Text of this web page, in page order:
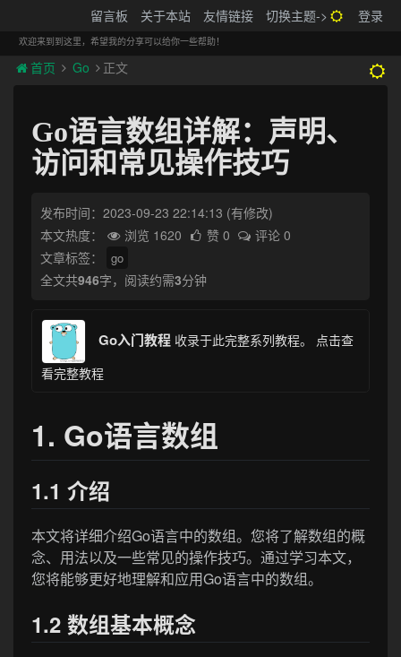
留言板 关于本站 友情链接 切换主题-> 登录
欢迎来到到这里，希望我的分享可以给你一些帮助！
首页 Go 正文
Go语言数组详解：声明、
访问和常见操作技巧
发布时间：2023-09-23 22:14:13 (有修改)
本文热度：
浏览 1620 赞 0
评论 0
文章标签：
go
全文共946字，阅读约需3分钟
Go入门教程 收录于此完整系列教程。
点击查
看完整教程
1. Go语言数组
1.1 介绍
本文将详细介绍Go语言中的数组。您将了解数组的概
念、用法以及一些常见的操作技巧。通过学习本文，
您将能够更好地理解和应用Go语言中的数组。
1.2 数组基本概念